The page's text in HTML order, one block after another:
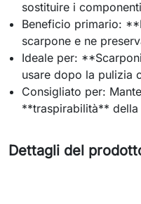
sostituire i
Beneficio primario:
scarpone e ne
Ideale per:
usare dopo la pulizia
Consigliato per:
**traspirabilità** della
Dettagli del